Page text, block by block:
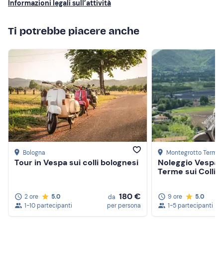
Informazioni legali sull’attività
Ti potrebbe piacere anche
Bologna
Tour in Vespa sui colli bolognesi
2 ore
5.0
1-10 partecipanti
da 180 €
per persona
Montegrotto Terme
Noleggio
Terme sui Colli
9 ore
5.0
1-5 partecipanti